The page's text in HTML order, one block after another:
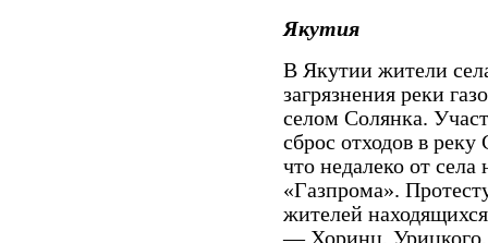
Якутия
В Якутии жители
загрязнения реки
селом Солянка.
сброс отходов в
что недалеко от села
«Газпрома».
жителей
— Хоринц, Урицкого,